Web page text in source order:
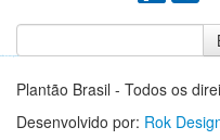
Plantão Brasil - Todos os
Desenvolvido por: Rok